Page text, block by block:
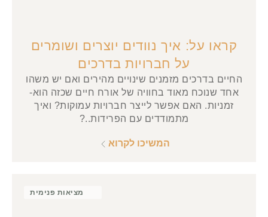
קראו על: איך נוודים יוצרים ושומרים
על חברויות בדרכים
החיים בדרכים מזמנים שינויים מהירים ואם יש משהו
אחד שנוכח מאוד בחוויה של אורח חיים שכזה הוא-
זמניות. האם אפשר לייצר חברויות עמוקות? ואיך
מתמודדים עם הפרידות..?
המשיכו לקרוא
מציאות פנימית